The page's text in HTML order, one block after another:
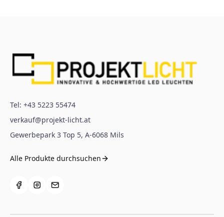
Tel: +43 5223 55474
verkauf@projekt-licht.at
Gewerbepark 3 Top 5, A-6068 Mils
Alle Produkte durchsuchen